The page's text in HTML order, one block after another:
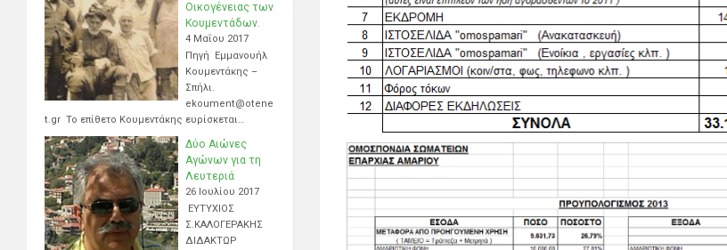
Οικογένειας των
Κουμεντάδων.
4 Μαΐου 2017
Πηγή Εμμανουήλ
Κουμεντάκης –
Σπήλι.
ekoument@otene
t.gr Το επίθετο Κουμεντάκης ευρίσκεται…
Δύο Αιώνες
Αγώνων για τη
Λευτεριά
26 Ιουλίου 2017
ΕΥΤΥΧΙΟΣ
Σ.ΚΑΛΟΓΕΡΑΚΗΣ
ΔΙΔΑΚΤΩΡ